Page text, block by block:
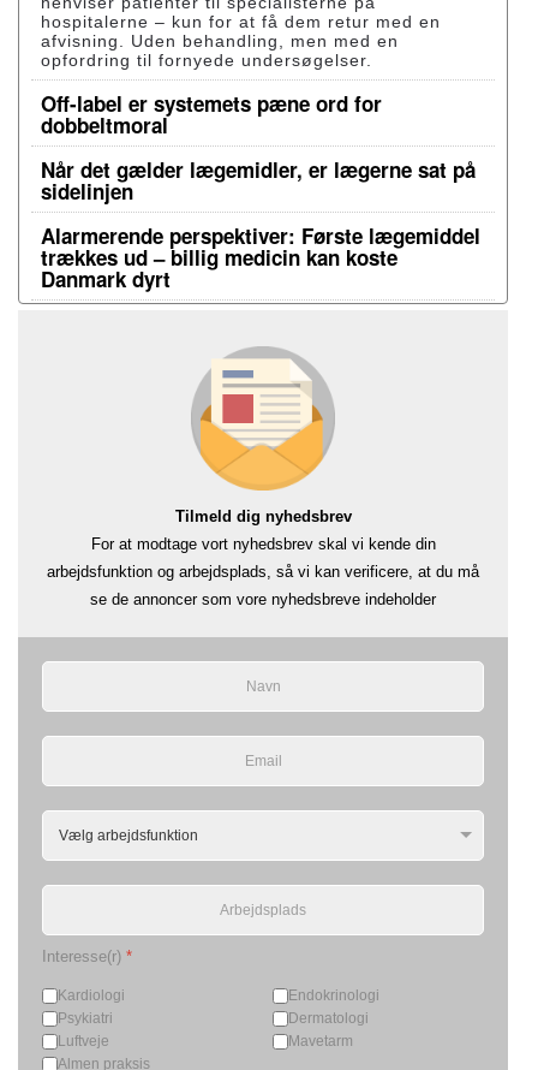
hospitalerne – kun for at få dem retur med en
afvisning. Uden behandling, men med en
opfordring til fornyede undersøgelser.
Off-label er systemets pæne ord for
dobbeltmoral
Når det gælder lægemidler, er lægerne sat på
sidelinjen
Alarmerende perspektiver: Første lægemiddel
trækkes ud – billig medicin kan koste
Danmark dyrt
Tilmeld dig nyhedsbrev
For at modtage vort nyhedsbrev skal vi kende din
arbejdsfunktion og arbejdsplads, så vi kan verificere, at du må
se de annoncer som vore nyhedsbreve indeholder
Interesse(r) *
Kardiologi
Endokrinologi
Psykiatri
Dermatologi
Luftveje
Mavetarm
Almen praksis